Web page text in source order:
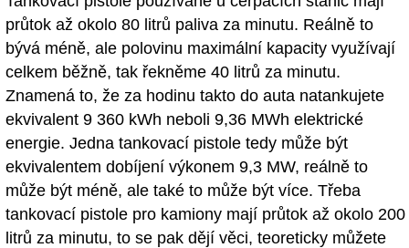
průtok až okolo 80 litrů paliva za minutu. Reálně to
bývá méně, ale polovinu maximální kapacity využívají
celkem běžně, tak řekněme 40 litrů za minutu.
Znamená to, že za hodinu takto do auta natankujete
ekvivalent 9 360 kWh neboli 9,36 MWh elektrické
energie. Jedna tankovací pistole tedy může být
ekvivalentem dobíjení výkonem 9,3 MW, reálně to
může být méně, ale také to může být více. Třeba
tankovací pistole pro kamiony mají průtok až okolo 200
litrů za minutu, to se pak dějí věci, teoreticky můžete